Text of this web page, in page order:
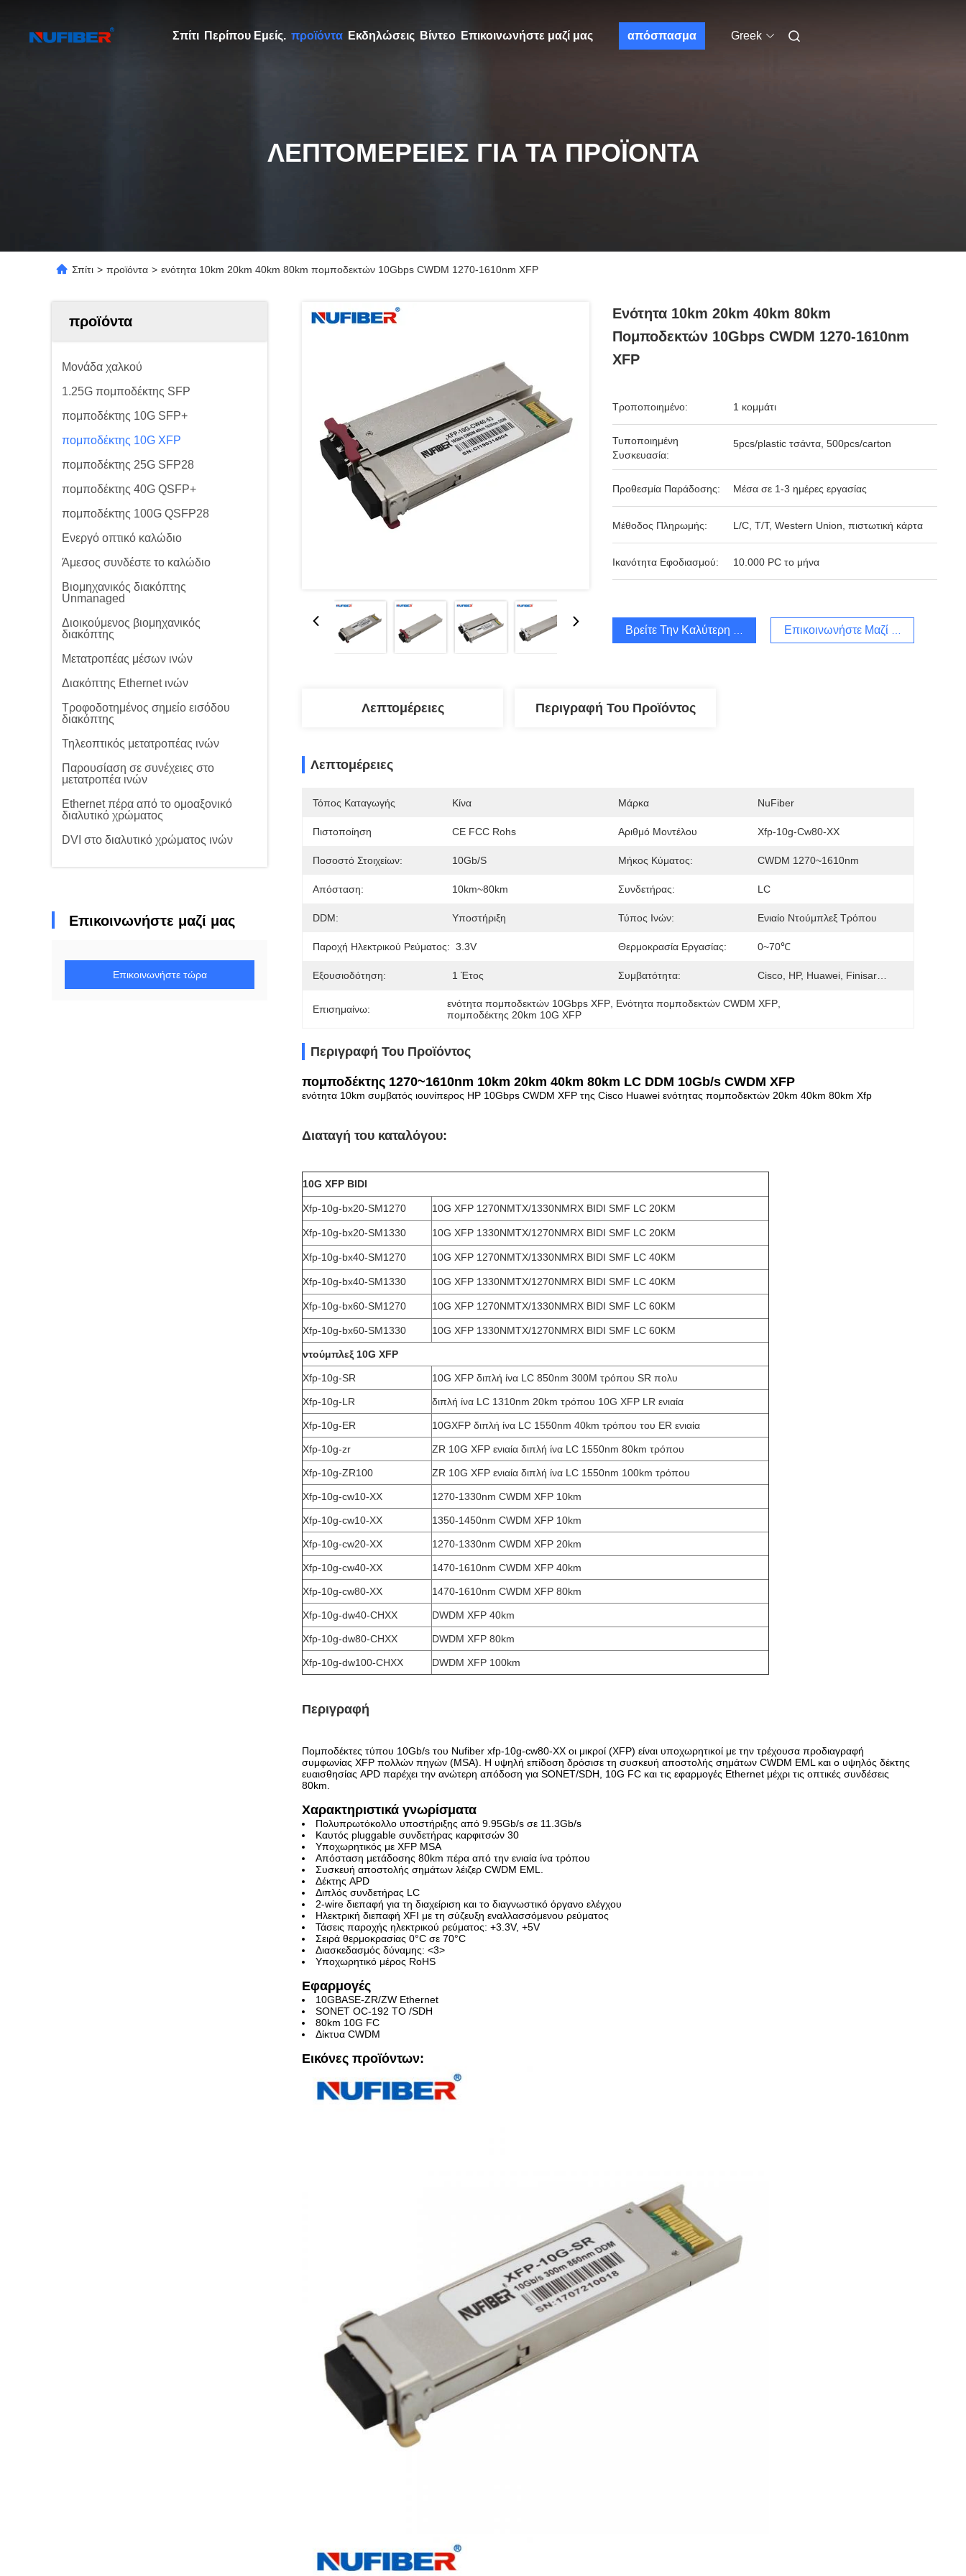
Σπίτι Περίπου Εμείς. προϊόντα Εκδηλώσεις Βίντεο Επικοινωνήστε μαζί μας απόσπασμα Greek
ΛΕΠΤΟΜΈΡΕΙΕΣ ΓΙΑ ΤΑ ΠΡΟΪΌΝΤΑ
Σπίτι > προϊόντα > ενότητα 10km 20km 40km 80km πομποδεκτών 10Gbps CWDM 1270-1610nm XFP
προϊόντα
Μονάδα χαλκού
1.25G πομποδέκτης SFP
πομποδέκτης 10G SFP+
πομποδέκτης 10G XFP
πομποδέκτης 25G SFP28
πομποδέκτης 40G QSFP+
πομποδέκτης 100G QSFP28
Ενεργό οπτικό καλώδιο
Άμεσος συνδέστε το καλώδιο
Βιομηχανικός διακόπτης
Unmanaged
Διοικούμενος βιομηχανικός
διακόπτης
Μετατροπέας μέσων ινών
Διακόπτης Ethernet ινών
Τροφοδοτημένος σημείο εισόδου
διακόπτης
Τηλεοπτικός μετατροπέας ινών
Παρουσίαση σε συνέχειες στο
μετατροπέα ινών
Ethernet πέρα από το ομοαξονικό
διαλυτικό χρώματος
DVI στο διαλυτικό χρώματος ινών
Επικοινωνήστε μαζί μας
Επικοινωνήστε τώρα
Ενότητα 10km 20km 40km 80km
Πομποδεκτών 10Gbps CWDM 1270-1610nm
XFP
Τροποποιημένο: 1 κομμάτι
Τυποποιημένη
Συσκευασία:
5pcs/plastic τσάντα, 500pcs/carton
Προθεσμία Παράδοσης: Μέσα σε 1-3 ημέρες εργασίας
Μέθοδος Πληρωμής: L/C, T/T, Western Union, πιστωτική κάρτα
Ικανότητα Εφοδιασμού: 10.000 PC το μήνα
Βρείτε Την Καλύτερη Τιμή Επικοινωνήστε Μαζί Μας
Λεπτομέρειες Περιγραφή Του Προϊόντος
Λεπτομέρειες
Τόπος Καταγωγής Κίνα Μάρκα NuFiber
Πιστοποίηση CE FCC Rohs Αριθμό Μοντέλου Xfp-10g-Cw80-ΧΧ
Ποσοστό Στοιχείων: 10Gb/s Μήκος Κύματος: CWDM 1270~1610nm
Απόσταση: 10km~80km Συνδετήρας: LC
DDM: Υποστήριξη Τύπος Ινών: Ενιαίο Ντούμπλεξ Τρόπου
Παροχή Ηλεκτρικού Ρεύματος: 3.3V Θερμοκρασία Εργασίας: 0~70℃
Εξουσιοδότηση: 1 Έτος Συμβατότητα: Cisco, HP, Huawei, Finisar…
Επισημαίνω: ενότητα πομποδεκτών 10Gbps XFP Ενότητα πομποδεκτών CWDM XFP
πομποδέκτης 20km 10G XFP
Περιγραφή Του Προϊόντος
πομποδέκτης 1270~1610nm 10km 20km 40km 80km LC DDM 10Gb/s CWDM XFP
ενότητα 10km συμβατός ιουνίπερος HP 10Gbps CWDM XFP της Cisco Huawei ενότητας πομποδεκτών 20km 40km 80km Xfp
Διαταγή του καταλόγου:
10G XFP BIDI
Xfp-10g-bx20-SM1270 10G XFP 1270NMTX/1330NMRX BIDI SMF LC 20KM
Xfp-10g-bx20-SM1330 10G XFP 1330NMTX/1270NMRX BIDI SMF LC 20KM
Xfp-10g-bx40-SM1270 10G XFP 1270NMTX/1330NMRX BIDI SMF LC 40KM
Xfp-10g-bx40-SM1330 10G XFP 1330NMTX/1270NMRX BIDI SMF LC 40KM
Xfp-10g-bx60-SM1270 10G XFP 1270NMTX/1330NMRX BIDI SMF LC 60KM
Xfp-10g-bx60-SM1330 10G XFP 1330NMTX/1270NMRX BIDI SMF LC 60KM
ντούμπλεξ 10G XFP
Xfp-10g-SR 10G XFP διπλή ίνα LC 850nm 300M τρόπου SR πολυ
Xfp-10g-LR διπλή ίνα LC 1310nm 20km τρόπου 10G XFP LR ενιαία
Xfp-10g-ER 10GXFP διπλή ίνα LC 1550nm 40km τρόπου του ER ενιαία
Xfp-10g-zr ZR 10G XFP ενιαία διπλή ίνα LC 1550nm 80km τρόπου
Xfp-10g-ZR100 ZR 10G XFP ενιαία διπλή ίνα LC 1550nm 100km τρόπου
Xfp-10g-cw10-ΧΧ 1270-1330nm CWDM XFP 10km
Xfp-10g-cw10-ΧΧ 1350-1450nm CWDM XFP 10km
Xfp-10g-cw20-ΧΧ 1270-1330nm CWDM XFP 20km
Xfp-10g-cw40-ΧΧ 1470-1610nm CWDM XFP 40km
Xfp-10g-cw80-ΧΧ 1470-1610nm CWDM XFP 80km
Xfp-10g-dw40-CHXX DWDM XFP 40km
Xfp-10g-dw80-CHXX DWDM XFP 80km
Xfp-10g-dw100-CHXX DWDM XFP 100km
Περιγραφή
Πομποδέκτες τύπου 10Gb/s του Nufiber xfp-10g-cw80-ΧΧ οι μικροί (XFP) είναι υποχωρητικοί με την τρέχουσα προδιαγραφή
συμφωνίας XFP πολλών πηγών (MSA). Η υψηλή επίδοση δρόσισε τη συσκευή αποστολής σημάτων CWDM EML και ο υψηλός δέκτης
ευαισθησίας APD παρέχει την ανώτερη απόδοση για SONET/SDH, 10G FC και τις εφαρμογές Ethernet μέχρι τις οπτικές συνδέσεις
80km.
Χαρακτηριστικά γνωρίσματα
Πολυπρωτόκολλο υποστήριξης από 9.95Gb/s σε 11.3Gb/s
Καυτός pluggable συνδετήρας καρφιτσών 30
Υποχωρητικός με XFP MSA
Απόσταση μετάδοσης 80km πέρα από την ενιαία ίνα τρόπου
Συσκευή αποστολής σημάτων λέιζερ CWDM EML.
Δέκτης APD
Διπλός συνδετήρας LC
2-wire διεπαφή για τη διαχείριση και το διαγνωστικό όργανο ελέγχου
Ηλεκτρική διεπαφή XFI με τη σύζευξη εναλλασσόμενου ρεύματος
Τάσεις παροχής ηλεκτρικού ρεύματος: +3.3V, +5V
Σειρά θερμοκρασίας 0°C σε 70°C
Διασκεδασμός δύναμης: <3>
Υποχωρητικό μέρος RoHS
Εφαρμογές
10GBASE-ZR/ZW Ethernet
SONET OC-192 ΤΟ /SDH
80km 10G FC
Δίκτυα CWDM
Εικόνες προϊόντων: